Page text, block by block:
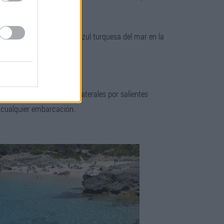
el color azul turquesa del mar en la
está protegida en sus laterales por salientes
embarcación.